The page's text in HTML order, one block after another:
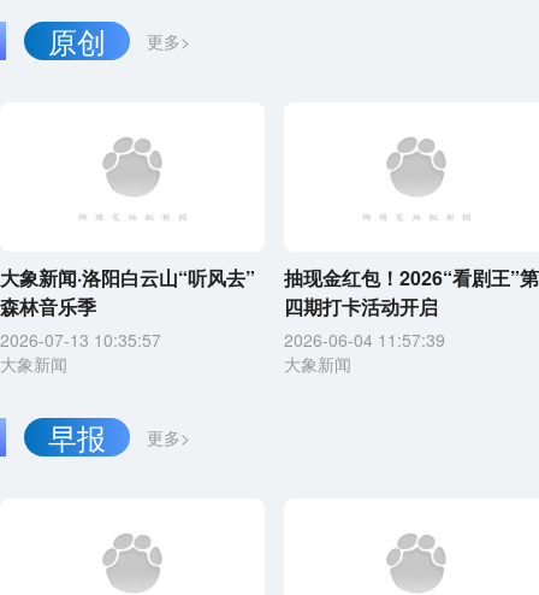
更多>
原创
大象新闻·洛阳白云山“听风去”
森林音乐季
2026-07-13 10:35:57
大象新闻
抽现金红包！2026“看剧王”第
四期打卡活动开启
2026-06-04 11:57:39
大象新闻
更多>
早报